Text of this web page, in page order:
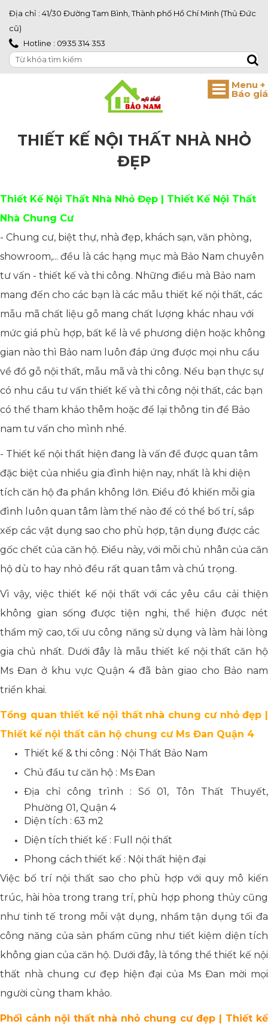
Địa chỉ : 41/30 Đường Tam Bình, Thành phố Hồ Chí Minh (Thủ Đức
cũ)
Hotline : 0935 314 353
THIẾT KẾ NỘI THẤT NHÀ NHỎ
ĐẸP
Thiết Kế Nội Thất Nhà Nhỏ Đẹp | Thiết Kế Nội Thất
Nhà Chung Cư
- Chung cư, biệt thự, nhà đẹp, khách sạn, văn phòng,
showroom,... đều là các hạng mục mà Bảo Nam chuyên
tư vấn - thiết kế và thi công. Những điều mà Bảo nam
mang đến cho các bạn là các mẫu thiết kế nội thất, các
mẫu mã chất liệu gỗ mang chất lượng khác nhau với
mức giá phù hợp, bất kể là về phương diện hoặc không
gian nào thì Bảo nam luôn đáp ứng được mọi nhu cầu
về đồ gỗ nội thất, mẫu mã và thi công. Nếu bạn thực sự
có nhu cầu tư vấn thiết kế và thi công nội thất, các bạn
có thể tham khảo thêm hoặc để lại thông tin để Bảo
nam tư vấn cho mình nhé.
- Thiết kế nội thất hiện đang là vấn đề được quan tâm
đặc biệt của nhiều gia đình hiện nay, nhất là khi diện
tích căn hộ đa phần không lớn. Điều đó khiến mỗi gia
đình luôn quan tâm làm thế nào để có thể bố trí, sắp
xếp các vật dụng sao cho phù hợp, tận dụng được các
gốc chết của căn hộ. Điều này, với mỗi chủ nhân của căn
hộ dù to hay nhỏ đều rất quan tâm và chú trọng.
Vì vậy, việc thiết kế nội thất với các yêu cầu cải thiện
không gian sống được tiện nghi, thể hiện được nét
thẩm mỹ cao, tối ưu công năng sử dụng và làm hài lòng
gia chủ nhất. Dưới đây là mẫu thiết kế nội thất căn hộ
Ms Đan ở khu vực Quận 4 đã bàn giao cho Bảo nam
triển khai.
Tổng quan thiết kế nội thất nhà chung cư nhỏ đẹp |
Thiết kế nội thất căn hộ chung cư Ms Đan Quận 4
Thiết kế & thi công : Nội Thất Bảo Nam
Chủ đầu tư căn hộ : Ms Đan
Địa chỉ công trình : Số 01, Tôn Thất Thuyết,
Phường 01, Quận 4
Diện tích : 63 m2
Diện tích thiết kế : Full nội thất
Phong cách thiết kế : Nội thất hiện đại
Việc bố trí nội thất sao cho phù hợp với quy mô kiến
trúc, hài hòa trong trang trí, phù hợp phong thủy cũng
như tinh tế trong mỗi vật dụng, nhầm tận dụng tối đa
công năng của sản phẩm cũng như tiết kiệm diện tích
không gian của căn hộ. Dưới đây, là tổng thể thiết kế nội
thất nhà chung cư đẹp hiện đại của Ms Đan mời mọi
người cùng tham khảo.
Phối cảnh nội thất nhà nhỏ chung cư đẹp | Thiết kế